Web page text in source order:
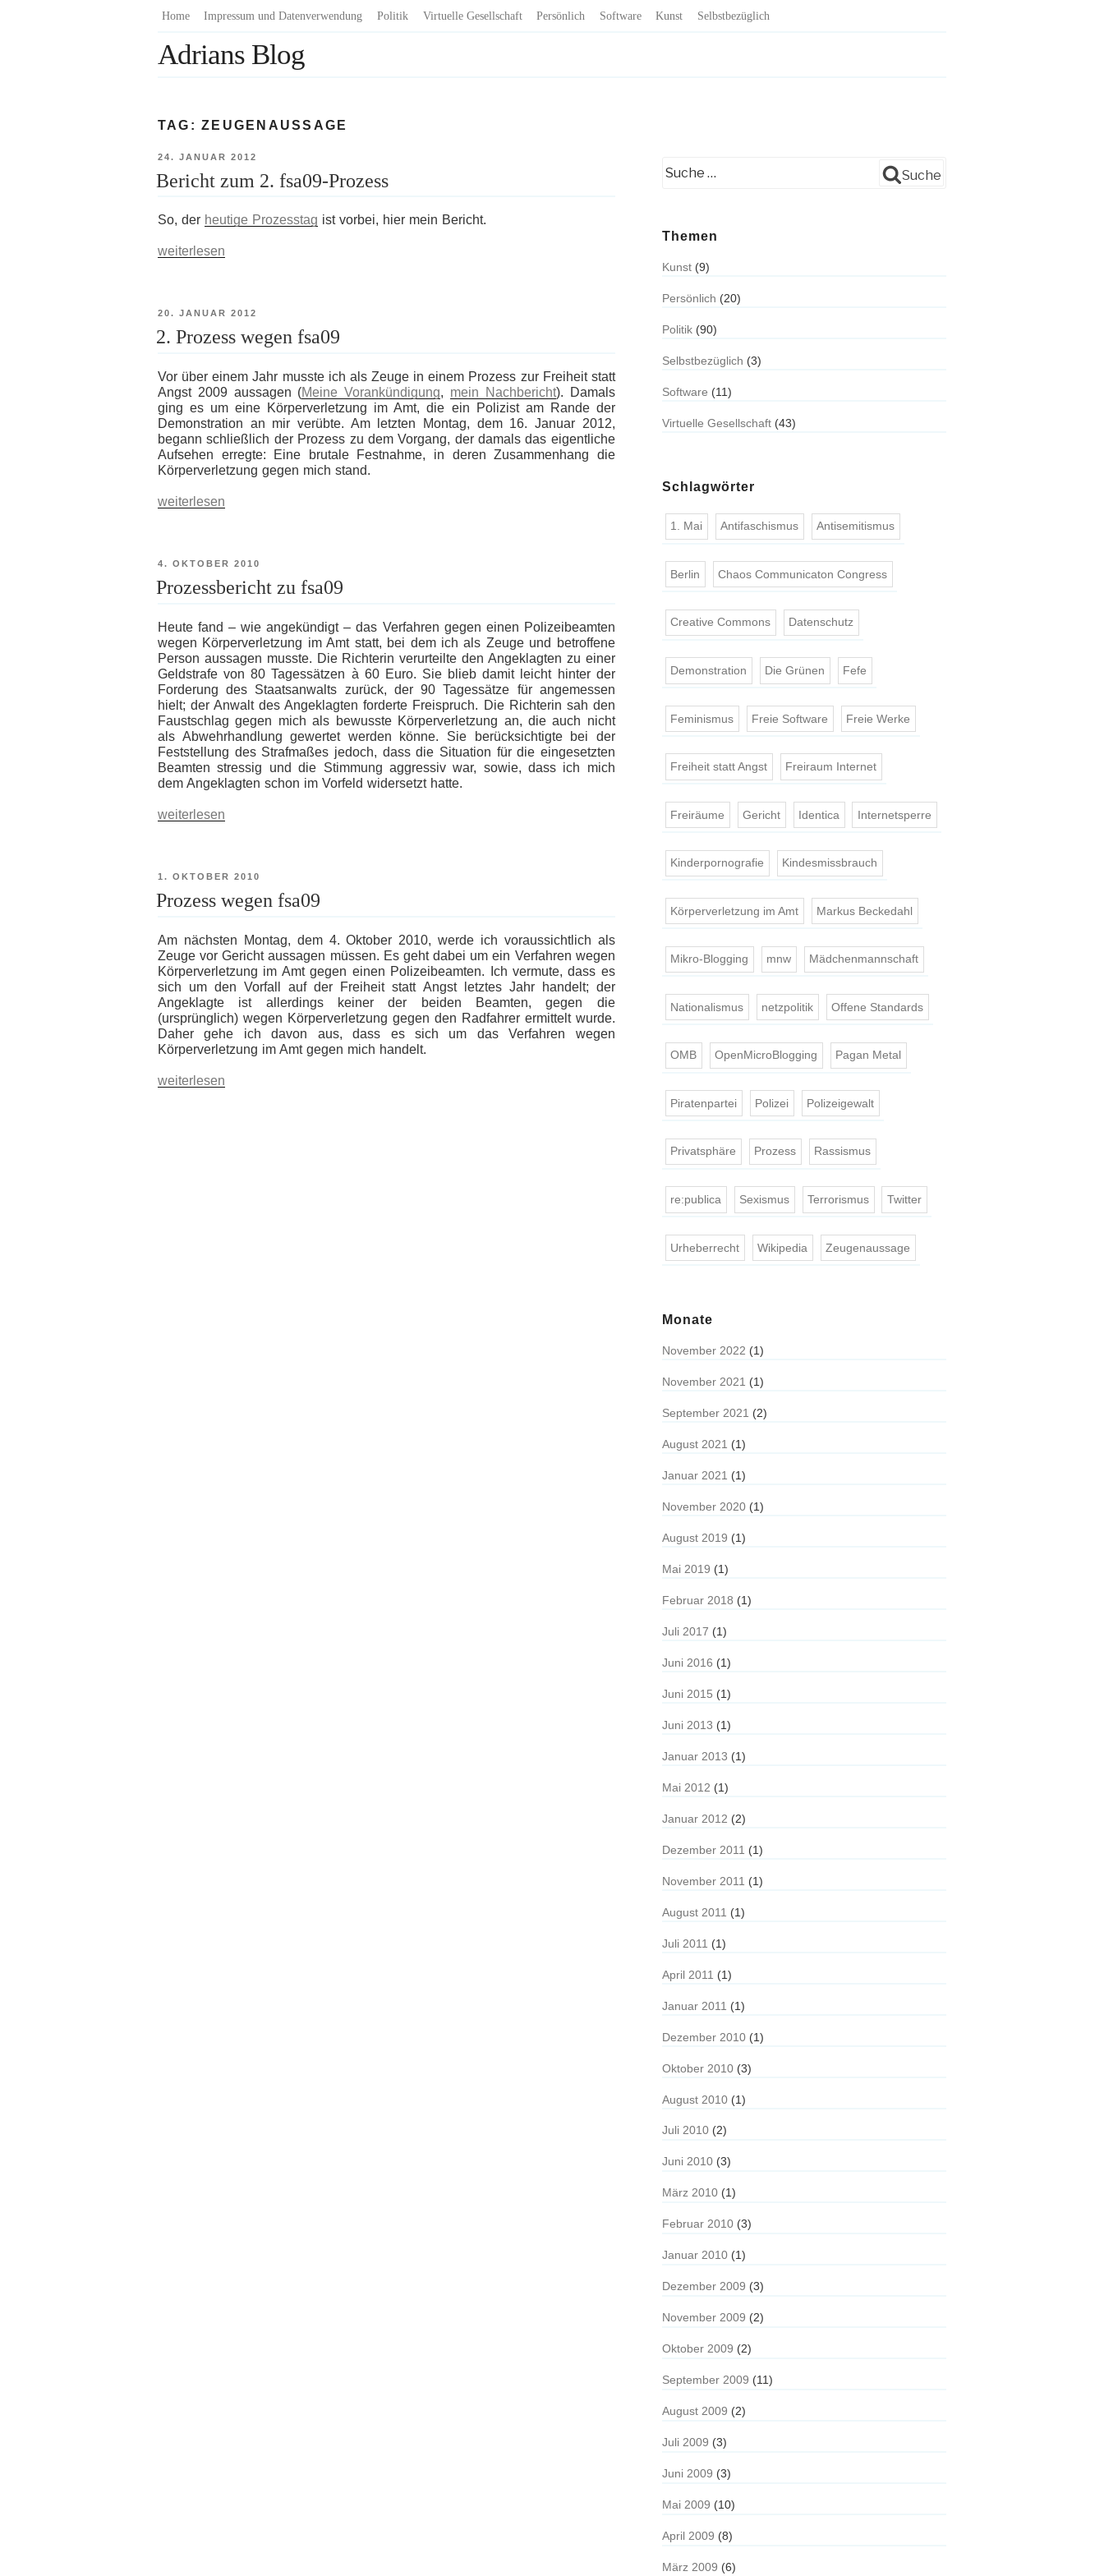
Home Impressum und Datenverwendung Politik Virtuelle Gesellschaft Persönlich Software Kunst Selbstbezüglich
Adrians Blog
TAG:ZEUGENAUSSAGE
VERÖFFENTLICHT
AM
24. JANUAR 2012
Bericht zum 2. fsa09-Prozess
So, der heutige Prozesstag ist vorbei, hier mein Bericht.
„Bericht
Prozess“
weiterlesen
VERÖFFENTLICHT
AM
20. JANUAR 2012
2. Prozess wegen fsa09
Vor über einem Jahr musste ich als Zeuge in einem Prozess zur Freiheit statt
Angst 2009 aussagen (Meine Vorankündigung, mein Nachbericht). Damals
ging es um eine Körperverletzung im Amt, die ein Polizist am Rande der
Demonstration an mir verübte. Am letzten Montag, dem 16. Januar 2012,
begann schließlich der Prozess zu dem Vorgang, der damals das eigentliche
Aufsehen erregte: Eine brutale Festnahme, in deren Zusammenhang die
Körperverletzung gegen mich stand.
„2.
weiterlesen
VERÖFFENTLICHT
AM
4. OKTOBER 2010
Prozessbericht zu fsa09
Heute fand – wie angekündigt – das Verfahren gegen einen Polizeibeamten
wegen Körperverletzung im Amt statt, bei dem ich als Zeuge und betroffene
Person aussagen musste. Die Richterin verurteilte den Angeklagten zu einer
Geldstrafe von 80 Tagessätzen à 60 Euro. Sie blieb damit leicht hinter der
Forderung des Staatsanwalts zurück, der 90 Tagessätze für angemessen
hielt; der Anwalt des Angeklagten forderte Freispruch. Die Richterin sah den
Faustschlag gegen mich als bewusste Körperverletzung an, die auch nicht
als Abwehrhandlung gewertet werden könne. Sie berücksichtigte bei der
Feststellung des Strafmaßes jedoch, dass die Situation für die eingesetzten
Beamten stressig und die Stimmung aggressiv war, sowie, dass ich mich
dem Angeklagten schon im Vorfeld widersetzt hatte.
„Prozessbericht
weiterlesen
VERÖFFENTLICHT
AM
1. OKTOBER 2010
Prozess wegen fsa09
Am nächsten Montag, dem 4. Oktober 2010, werde ich voraussichtlich als
Zeuge vor Gericht aussagen müssen. Es geht dabei um ein Verfahren wegen
Körperverletzung im Amt gegen einen Polizeibeamten. Ich vermute, dass es
sich um den Vorfall auf der Freiheit statt Angst letztes Jahr handelt; der
Angeklagte ist allerdings keiner der beiden Beamten, gegen die
(ursprünglich) wegen Körperverletzung gegen den Radfahrer ermittelt wurde.
Daher gehe ich davon aus, dass es sich um das Verfahren wegen
Körperverletzung im Amt gegen mich handelt.
„Prozess
weiterlesen
Suche
Themen
Kunst (9)
Persönlich (20)
Politik (90)
Selbstbezüglich (3)
Software (11)
Virtuelle Gesellschaft (43)
Schlagwörter
1. Mai Antifaschismus Antisemitismus
Berlin Chaos Communicaton Congress
Creative Commons Datenschutz
Demonstration Die Grünen Fefe
Feminismus Freie Software Freie Werke
Freiheit statt Angst Freiraum Internet
Freiräume Gericht Identica Internetsperre
Kinderpornografie Kindesmissbrauch
Körperverletzung im Amt Markus Beckedahl
Mikro-Blogging mnw Mädchenmannschaft
Nationalismus netzpolitik Offene Standards
OMB OpenMicroBlogging Pagan Metal
Piratenpartei Polizei Polizeigewalt
Privatsphäre Prozess Rassismus
re:publica Sexismus Terrorismus Twitter
Urheberrecht Wikipedia Zeugenaussage
Monate
November 2022 (1)
November 2021 (1)
September 2021 (2)
August 2021 (1)
Januar 2021 (1)
November 2020 (1)
August 2019 (1)
Mai 2019 (1)
Februar 2018 (1)
Juli 2017 (1)
Juni 2016 (1)
Juni 2015 (1)
Juni 2013 (1)
Januar 2013 (1)
Mai 2012 (1)
Januar 2012 (2)
Dezember 2011 (1)
November 2011 (1)
August 2011 (1)
Juli 2011 (1)
April 2011 (1)
Januar 2011 (1)
Dezember 2010 (1)
Oktober 2010 (3)
August 2010 (1)
Juli 2010 (2)
Juni 2010 (3)
März 2010 (1)
Februar 2010 (3)
Januar 2010 (1)
Dezember 2009 (3)
November 2009 (2)
Oktober 2009 (2)
September 2009 (11)
August 2009 (2)
Juli 2009 (3)
Juni 2009 (3)
Mai 2009 (10)
April 2009 (8)
März 2009 (6)